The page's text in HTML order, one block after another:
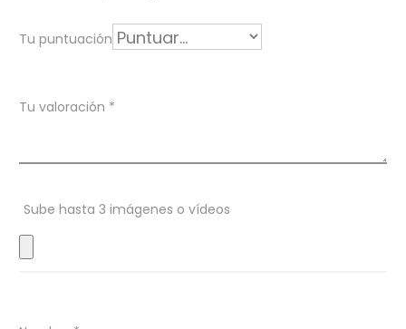
c
o
n
s
Tu puntuación
Tu valoración *
Sube hasta 3 imágenes o vídeos